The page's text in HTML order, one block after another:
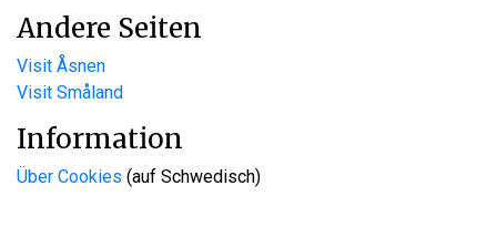
Andere Seiten
Visit Åsnen
Visit Småland
Information
Über Cookies (auf Schwedisch)